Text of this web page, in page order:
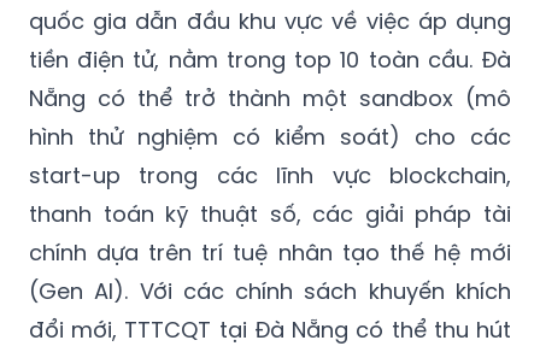
quốc gia dẫn đầu khu vực về việc áp dụng
tiền điện tử, nằm trong top 10 toàn cầu. Đà
Nẵng có thể trở thành một sandbox (mô
hình thử nghiệm có kiểm soát) cho các
start-up trong các lĩnh vực blockchain,
thanh toán kỹ thuật số, các giải pháp tài
chính dựa trên trí tuệ nhân tạo thế hệ mới
(Gen AI). Với các chính sách khuyến khích
đổi mới, TTTCQT tại Đà Nẵng có thể thu hút